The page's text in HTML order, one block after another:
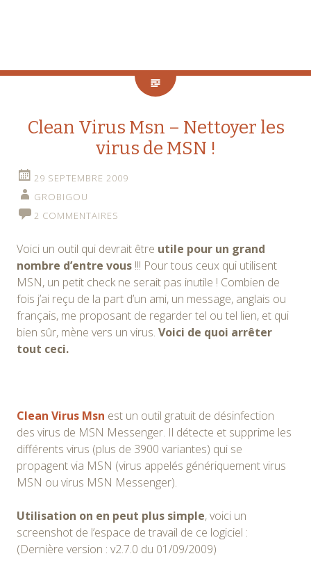
Clean Virus Msn – Nettoyer les
virus de MSN !
29 SEPTEMBRE 2009
GROBIGOU
2 COMMENTAIRES
Voici un outil qui devrait être utile pour un grand
nombre d’entre vous !!! Pour tous ceux qui utilisent
MSN, un petit check ne serait pas inutile ! Combien de
fois j’ai reçu de la part d’un ami, un message, anglais ou
français, me proposant de regarder tel ou tel lien, et qui
bien sûr, mène vers un virus. Voici de quoi arrêter
tout ceci.
Clean Virus Msn est un outil gratuit de désinfection
des virus de MSN Messenger. Il détecte et supprime les
différents virus (plus de 3900 variantes) qui se
propagent via MSN (virus appelés génériquement virus
MSN ou virus MSN Messenger).
Utilisation on en peut plus simple, voici un
screenshot de l’espace de travail de ce logiciel :
(Dernière version : v2.7.0 du 01/09/2009)